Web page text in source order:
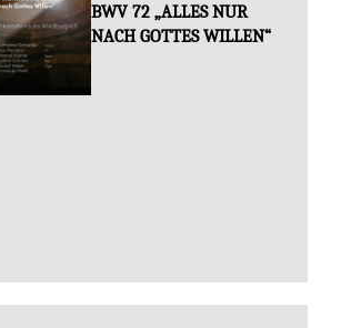
BWV 72 „ALLES NUR
NACH GOTTES WILLEN“